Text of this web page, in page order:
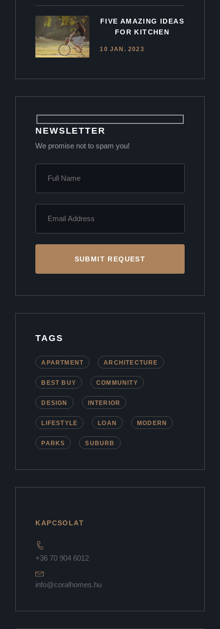
FIVE AMAZING IDEAS
FOR KITCHEN
10 JAN. 2023
NEWSLETTER
We promise not to spam you!
SUBMIT REQUEST
TAGS
APARTMENT ARCHITECTURE
BEST BUY COMMUNITY
DESIGN INTERIOR
LIFESTYLE LOAN MODERN
PARKS SUBURB
KAPCSOLAT
+36 70 904 6012
info@coralhomes.hu